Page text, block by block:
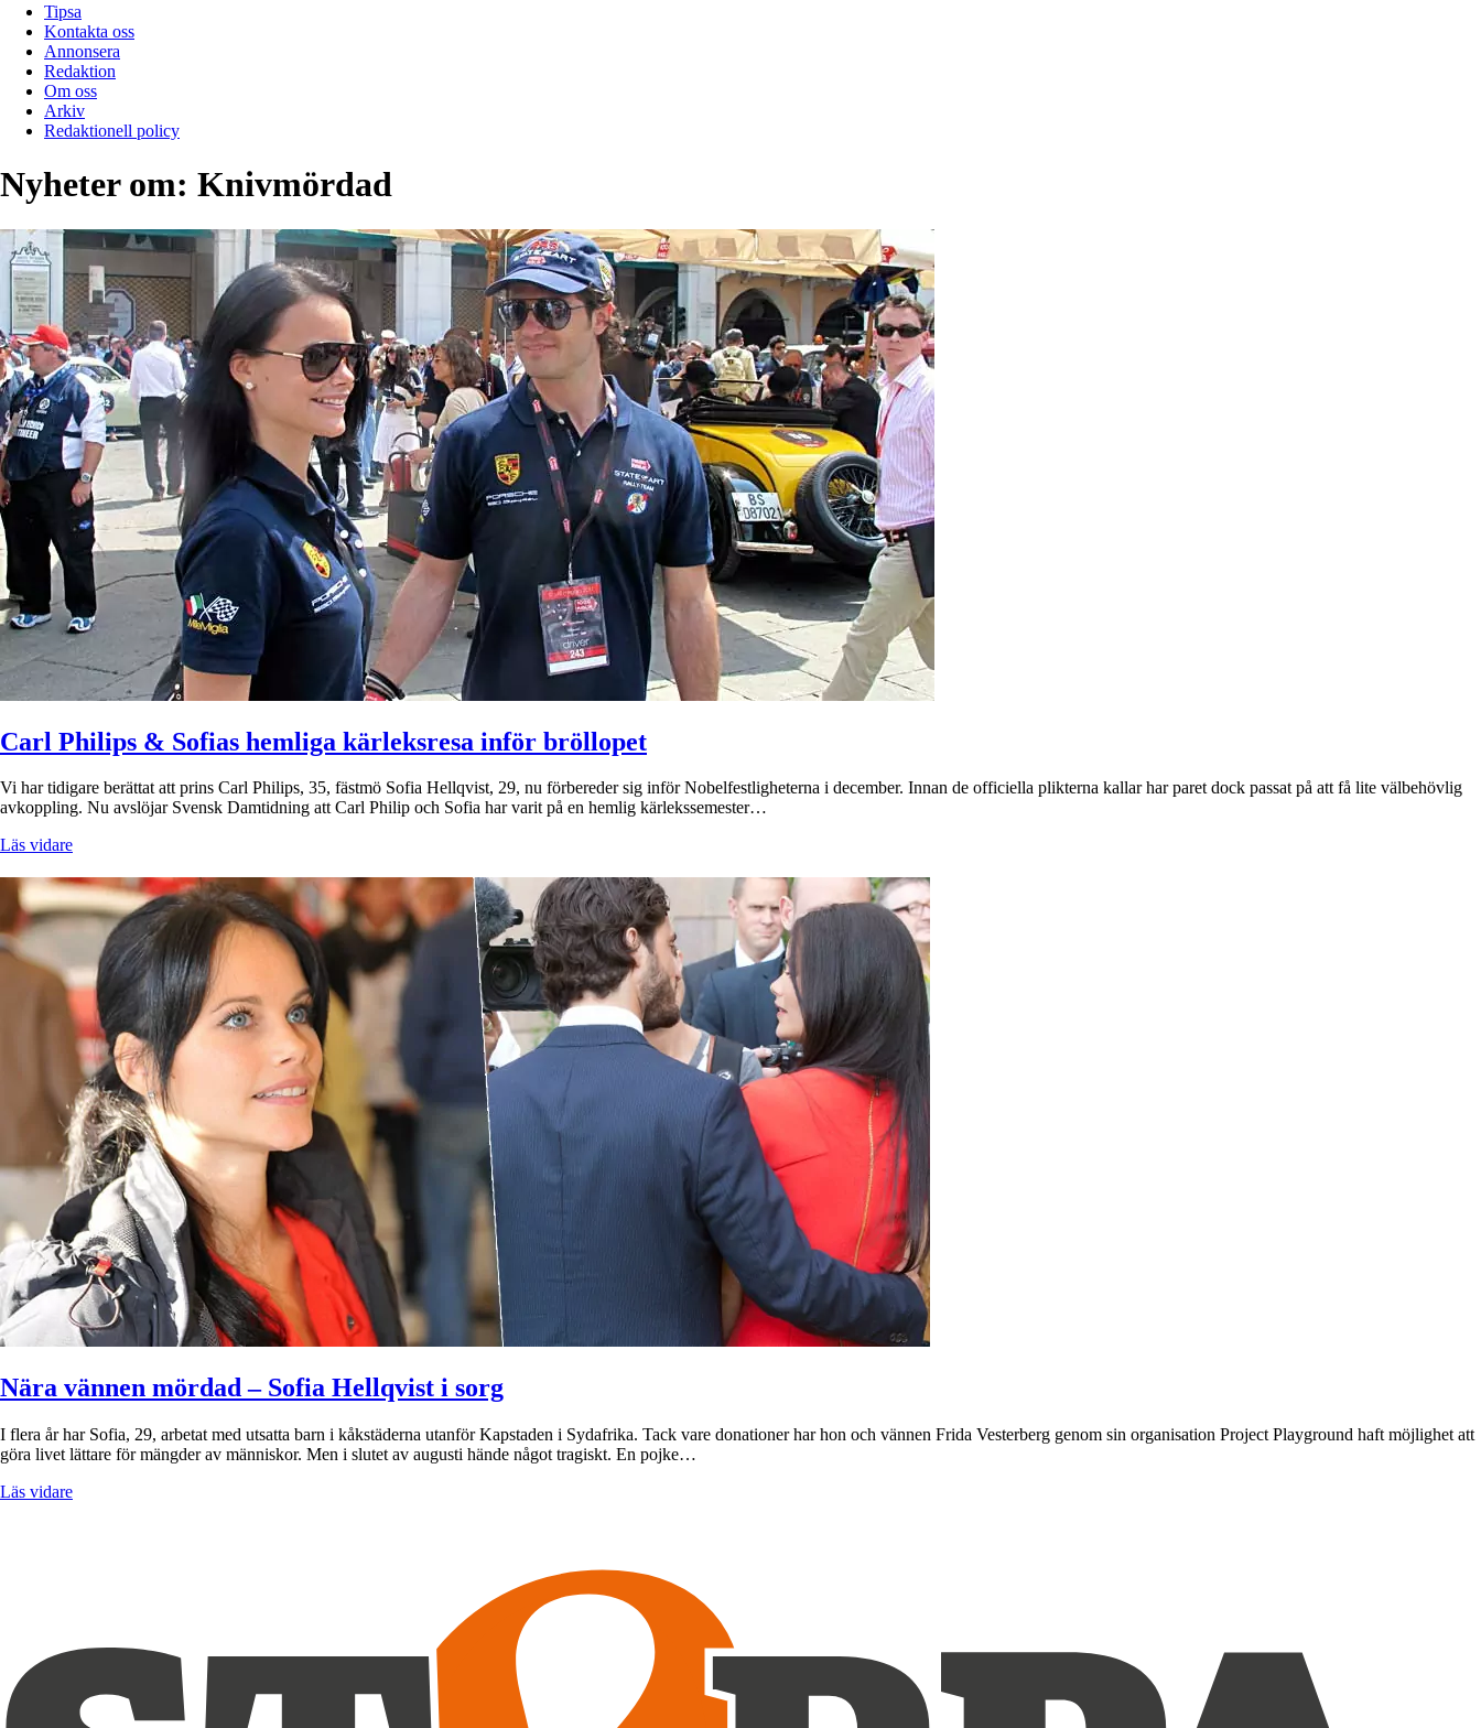
Tipsa
Kontakta oss
Annonsera
Redaktion
Om oss
Arkiv
Redaktionell policy
Nyheter om: Knivmördad
Carl Philips & Sofias hemliga kärleksresa inför bröllopet
Vi har tidigare berättat att prins Carl Philips, 35, fästmö Sofia Hellqvist, 29, nu förbereder sig inför Nobelfestligheterna i december. Innan de officiella plikterna kallar har paret dock passat på att få lite välbehövlig
avkoppling. Nu avslöjar Svensk Damtidning att Carl Philip och Sofia har varit på en hemlig kärlekssemester…
Läs vidare
Nära vännen mördad – Sofia Hellqvist i sorg
I flera år har Sofia, 29, arbetat med utsatta barn i kåkstäderna utanför Kapstaden i Sydafrika. Tack vare donationer har hon och vännen Frida Vesterberg genom sin organisation Project Playground haft möjlighet att
göra livet lättare för mängder av människor. Men i slutet av augusti hände något tragiskt. En pojke…
Läs vidare